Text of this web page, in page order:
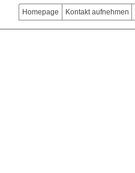
Homepage Kontakt aufnehmen